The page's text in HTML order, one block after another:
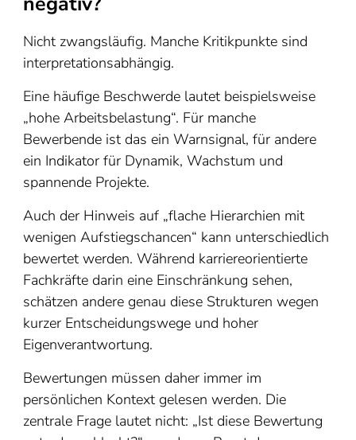
Nicht zwangsläufig. Manche Kritikpunkte sind
interpretationsabhängig.
Eine häufige Beschwerde lautet beispielsweise
„hohe Arbeitsbelastung“. Für manche
Bewerbende ist das ein Warnsignal, für andere
ein Indikator für Dynamik, Wachstum und
spannende Projekte.
Auch der Hinweis auf „flache Hierarchien mit
wenigen Aufstiegschancen“ kann unterschiedlich
bewertet werden. Während karriereorientierte
Fachkräfte darin eine Einschränkung sehen,
schätzen andere genau diese Strukturen wegen
kurzer Entscheidungswege und hoher
Eigenverantwortung.
Bewertungen müssen daher immer im
persönlichen Kontext gelesen werden. Die
zentrale Frage lautet nicht: „Ist diese Bewertung